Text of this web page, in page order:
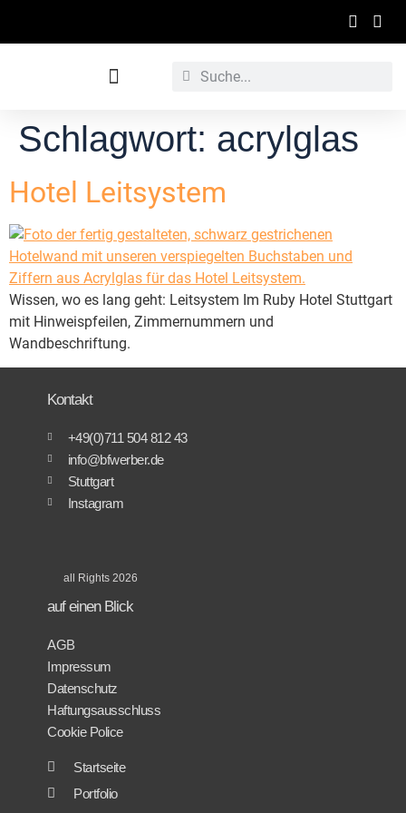
Schlagwort: acrylglas
Hotel Leitsystem
Wissen, wo es lang geht: Leitsystem Im Ruby Hotel Stuttgart
mit Hinweispfeilen, Zimmernummern und
Wandbeschriftung.
Kontakt
+49(0)711 504 812 43
info@bfwerber.de
Stuttgart
Instagram
all Rights 2026
auf einen Blick
AGB
Impressum
Datenschutz
Haftungsausschluss
Cookie Police
Startseite
Portfolio